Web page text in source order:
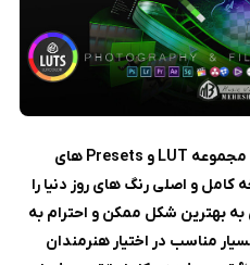
Presets های
و اصلی رنگ های روز دنیا را
بهترین شکل ممکن و احترام به
مناسب در اختیار هنرمندان